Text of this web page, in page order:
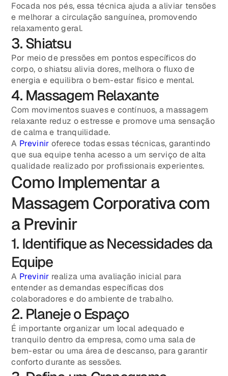
Focada nos pés, essa técnica ajuda a aliviar tensões
e melhorar a circulação sanguínea, promovendo
relaxamento geral.
3. Shiatsu
Por meio de pressões em pontos específicos do
corpo, o shiatsu alivia dores, melhora o fluxo de
energia e equilibra o bem-estar físico e mental.
4. Massagem Relaxante
Com movimentos suaves e contínuos, a massagem
relaxante reduz o estresse e promove uma sensação
de calma e tranquilidade.
A Previnir oferece todas essas técnicas, garantindo
que sua equipe tenha acesso a um serviço de alta
qualidade realizado por profissionais experientes.
Como Implementar a
Massagem Corporativa com
a Previnir
1. Identifique as Necessidades da
Equipe
A Previnir realiza uma avaliação inicial para
entender as demandas específicas dos
colaboradores e do ambiente de trabalho.
2. Planeje o Espaço
É importante organizar um local adequado e
tranquilo dentro da empresa, como uma sala de
bem-estar ou uma área de descanso, para garantir
conforto durante as sessões.